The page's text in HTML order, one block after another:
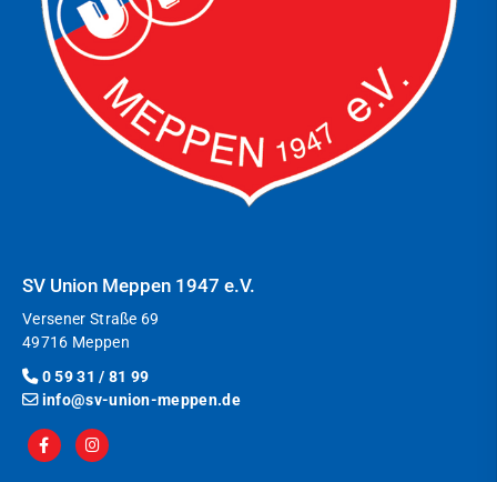
SV Union Meppen 1947 e.V.
Versener Straße 69
49716 Meppen
0 59 31 / 81 99
info@sv-union-meppen.de